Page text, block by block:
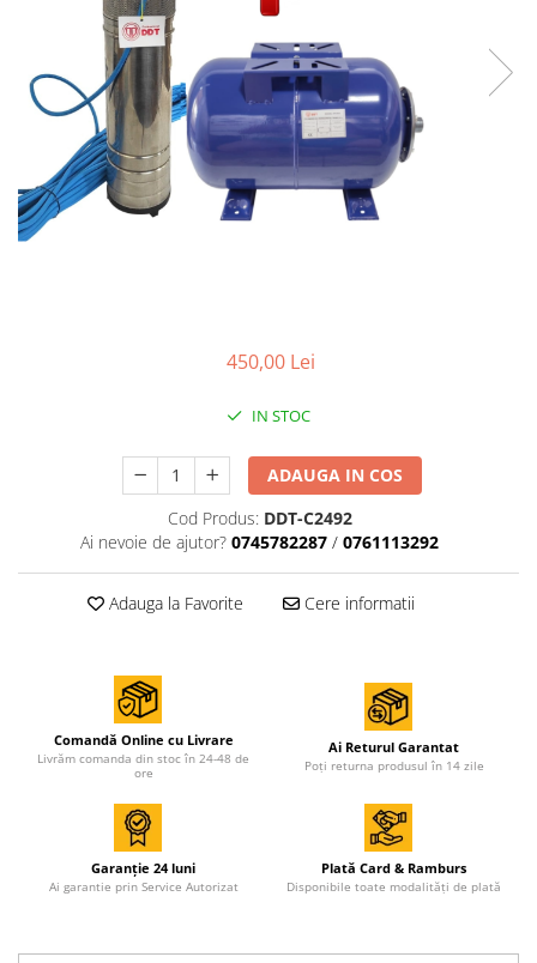
Acumulatori si incarcatoare
450,00 Lei
IN STOC
ADAUGA IN COS
Cod Produs: DDT-C2492
Ai nevoie de ajutor? 0745782287 / 0761113292
Adauga la Favorite Cere informatii
Comandă Online cu Livrare
Livrăm comanda din stoc în 24-48 de
ore
Ai Returul Garantat
Poți returna produsul în 14 zile
Garanție 24 luni
Ai garantie prin Service Autorizat
Plată Card & Ramburs
Disponibile toate modalități de plată